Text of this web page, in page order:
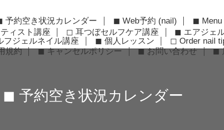
予約空き状況カレンダー ◼︎ Web予約 (nail) ◼︎ Menu
ィスト講座
◻︎ 耳つぼセルフケア講座
◼︎ エアジェ
フジェルネイル講座 ◼︎ 個人レッスン ◻︎ Order nail
規約 ◼︎ キャンセルポリシー ◼︎ お問い合わせ ◼︎
◼︎ 予約空き状況カレンダー